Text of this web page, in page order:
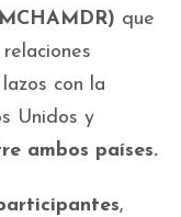
que
con la
Unidos y
ambos países.
,